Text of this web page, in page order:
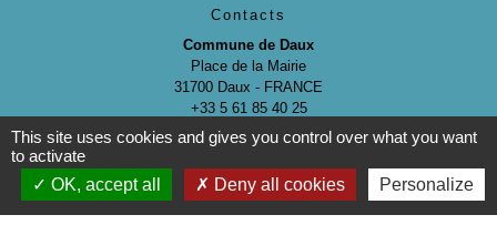
Contacts
Commune de Daux
Place de la Mairie
31700 Daux - FRANCE
+33 5 61 85 40 25
Contact par formulaire
This site uses cookies and gives you control over what you want
to activate
OK, accept all
Deny all cookies Personalize